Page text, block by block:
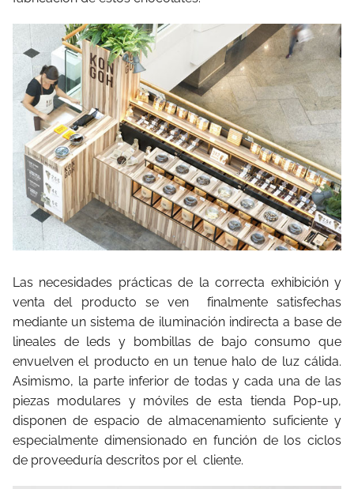
Las necesidades prácticas de la correcta exhibición y
venta del producto se ven finalmente satisfechas
mediante un sistema de iluminación indirecta a base de
lineales de leds y bombillas de bajo consumo que
envuelven el producto en un tenue halo de luz cálida.
Asimismo, la parte inferior de todas y cada una de las
piezas modulares y móviles de esta tienda Pop-up,
disponen de espacio de almacenamiento suficiente y
especialmente dimensionado en función de los ciclos
de proveeduría descritos por el cliente.